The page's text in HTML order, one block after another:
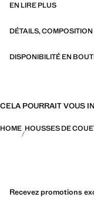
les taies d'oreiller.
EN LIRE PLUS
DÉTAILS,
DISPONIBILITÉ EN
CELA POURRAIT VOUS
HOME HOUSSES DE
Recevez promotions